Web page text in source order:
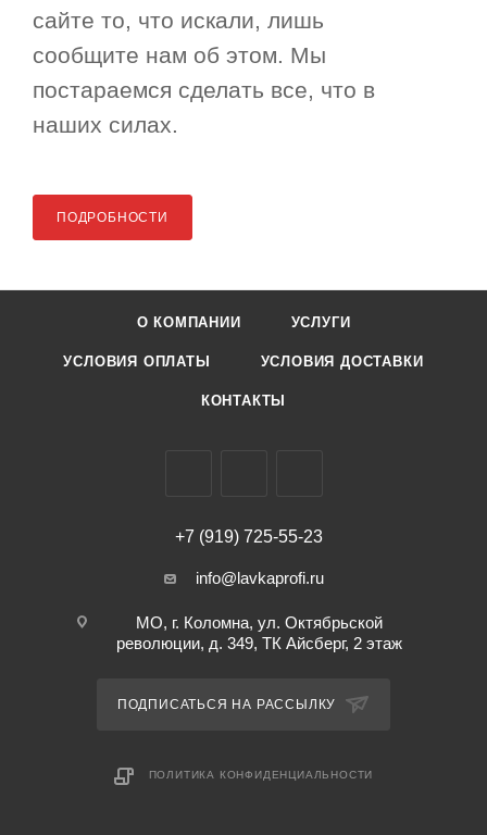
сайте то, что искали, лишь
сообщите нам об этом. Мы
постараемся сделать все, что в
наших силах.
ПОДРОБНОСТИ
О КОМПАНИИ УСЛУГИ
УСЛОВИЯ ОПЛАТЫ УСЛОВИЯ ДОСТАВКИ
КОНТАКТЫ
+7 (919) 725-55-23
info@lavkaprofi.ru
МО, г. Коломна, ул. Октябрьской
революции, д. 349, ТК Айсберг, 2 этаж
ПОДПИСАТЬСЯ НА РАССЫЛКУ
ПОЛИТИКА КОНФИДЕНЦИАЛЬНОСТИ